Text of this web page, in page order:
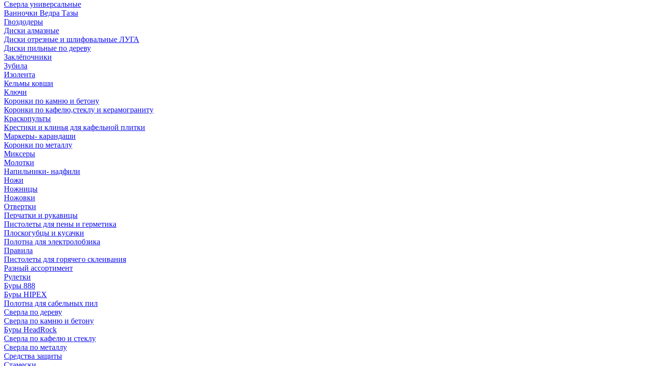
Сверла универсальные
Ванночки Ведра Тазы
Гвоздодеры
Диски алмазные
Диски отрезные и шлифовальные ЛУГА
Диски пильные по дереву
Заклёпочники
Зубила
Изолента
Кельмы ковши
Ключи
Коронки по камню и бетону
Коронки по кафелю,стеклу и керамограниту
Краскопульты
Крестики и клинья для кафельной плитки
Маркеры- карандаши
Коронки по металлу
Миксеры
Молотки
Напильники- надфили
Ножи
Ножницы
Ножовки
Отвертки
Перчатки и рукавицы
Пистолеты для пены и герметика
Плоскогубцы и кусачки
Полотна для электролобзика
Правила
Пистолеты для горячего склеивания
Разный ассортимент
Рулетки
Буры 888
Буры HIPEX
Полотна для сабельных пил
Сверла по дереву
Сверла по камню и бетону
Буры HeadRock
Сверла по кафелю и стеклу
Сверла по металлу
Средства защиты